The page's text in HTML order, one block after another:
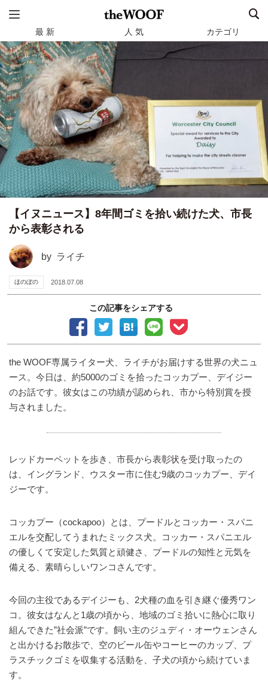
最 新 人 気 カテゴリ
【イヌニュース】8年間ゴミを拾い続けた犬、市長
から表彰される
by ライチ
ほのぼの 2018.07.08
この記事をシェアする
the WOOF専属ライター犬、ライチがお届けする世界の犬ニュ
ース。今日は、約5000のゴミを拾ったコッカプー、デイジー
のお話です。彼女はこの功績が認められ、市から特別賞を授
与されました。
レッドカーペットを歩き、市長から表彰状を受け取ったの
は、イングランド、ウスター市に住む9歳のコッカプー、デイ
ジーです。
コッカプー（cockapoo）とは、プードルとコッカー・スパニ
エルを交配してうまれたミックス犬。コッカー・スパニエル
の優しくて安定した気質と頑健さ、プードルの知性と元気を
備える、素晴らしいワンコさんです。
今回の主役であるデイジーも、2犬種の血を引き継ぐ優秀ワン
コ。彼女はなんと1歳の頃から、地域のゴミ拾いに熱心に取り
組んできた”社会派”です。飼い主のジュディ・オーウェンさん
と出かけるお散歩で、空のビール缶やコーヒーのカップ、プ
ラスチックゴミを収集する活動を、子犬の頃から続けていま
す。